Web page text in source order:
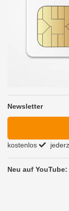
Newsletter
kostenlos
Neu auf